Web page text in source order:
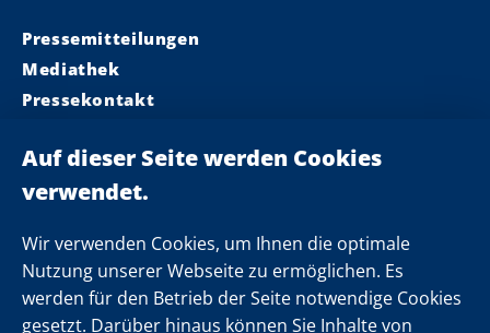
Wir verwenden Cookies, um Ihnen die optimale
Nutzung unserer Webseite zu ermöglichen. Es
werden für den Betrieb der Seite notwendige Cookies
gesetzt. Darüber hinaus können Sie Inhalte von
Pressemitteilungen
Mediathek
Pressekontakt
Landeskabinett
Einsamkeit
Folgen Sie uns